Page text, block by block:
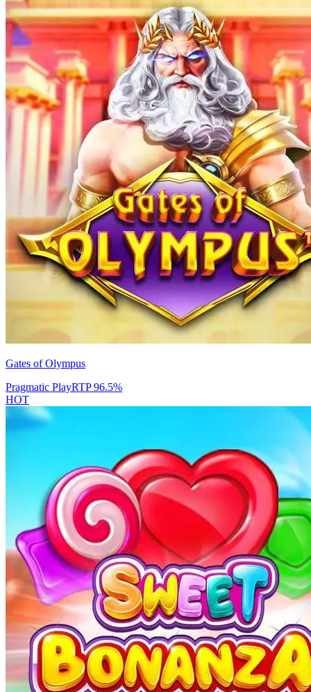
Gates of Olympus
Pragmatic PlayRTP96.5%
HOT